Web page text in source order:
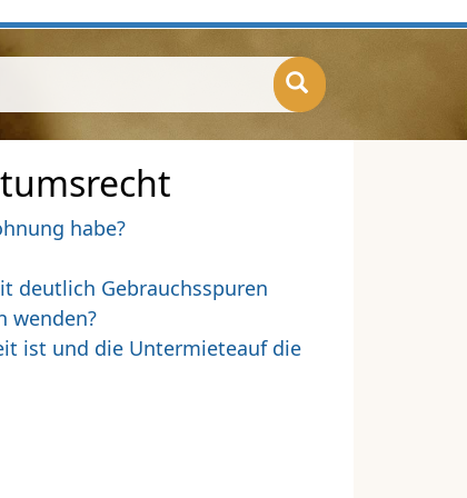
habe?
deutlich Gebrauchsspuren
wenden?
ist und die Untermieteauf die